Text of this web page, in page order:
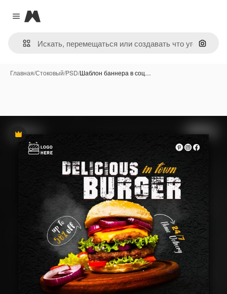
Close menu
Magnific
Поиск
Главная/Стоковый/PSD/Шаблон баннера в соц…
Премиум